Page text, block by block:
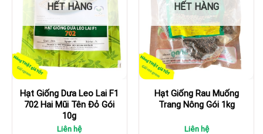
HẾT HÀNG
Hạt Giống Dưa Leo Lai F1
702 Hai Mũi Tên Đỏ Gói
10g
Liên hệ
HẾT HÀNG
Hạt Giống Rau Muống
Trang Nông Gói 1kg
Liên hệ